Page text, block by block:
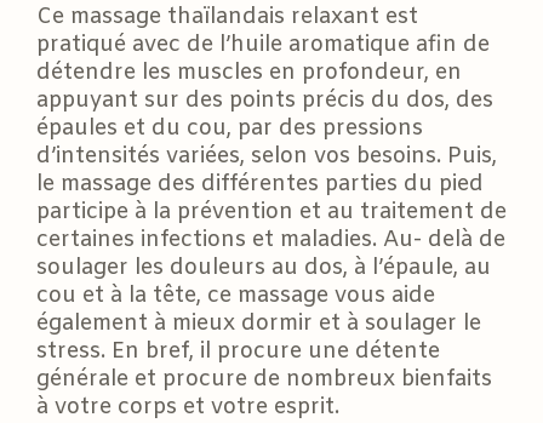
Ce massage thaïlandais relaxant est
pratiqué avec de l’huile aromatique afin de
détendre les muscles en profondeur, en
appuyant sur des points précis du dos, des
épaules et du cou, par des pressions
d’intensités variées, selon vos besoins. Puis,
le massage des différentes parties du pied
participe à la prévention et au traitement de
certaines infections et maladies. Au- delà de
soulager les douleurs au dos, à l’épaule, au
cou et à la tête, ce massage vous aide
également à mieux dormir et à soulager le
stress. En bref, il procure une détente
générale et procure de nombreux bienfaits
à votre corps et votre esprit.